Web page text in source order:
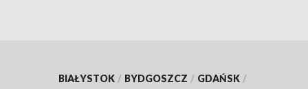
BIAŁYSTOK / BYDGOSZCZ / GDAŃSK /